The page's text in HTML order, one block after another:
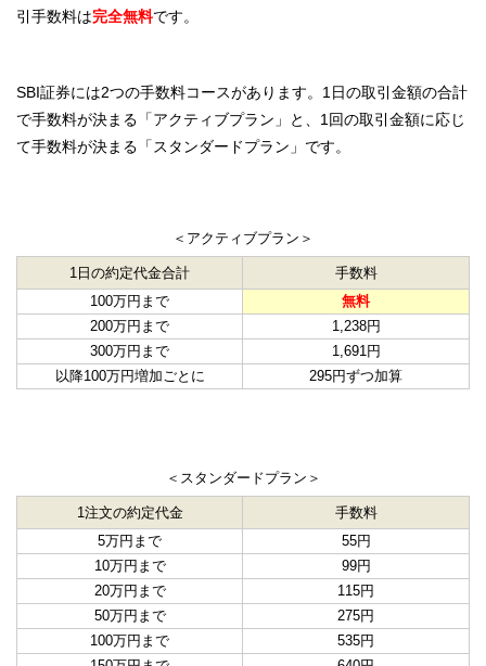
引手数料は完全無料です。
SBI証券には2つの手数料コースがあります。1日の取引金額の合計
で手数料が決まる「アクティブプラン」と、1回の取引金額に応じ
て手数料が決まる「スタンダードプラン」です。
＜アクティブプラン＞
1日の約定代金合計
手数料
100万円まで
無料
200万円まで
1,238円
300万円まで
1,691円
以降100万円増加ごとに
295円ずつ加算
＜スタンダードプラン＞
1注文の約定代金
手数料
5万円まで
55円
10万円まで
99円
20万円まで
115円
50万円まで
275円
100万円まで
535円